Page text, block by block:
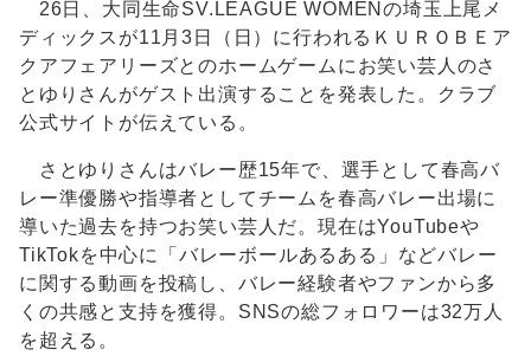
26日、大同生命SV.LEAGUE WOMENの埼玉上尾メ
ディックスが11月3日（日）に行われるＫＵＲＯＢＥア
クアフェアリーズとのホームゲームにお笑い芸人のさ
とゆりさんがゲスト出演することを発表した。クラブ
公式サイトが伝えている。
さとゆりさんはバレー歴15年で、選手として春高バ
レー準優勝や指導者としてチームを春高バレー出場に
導いた過去を持つお笑い芸人だ。現在はYouTubeや
TikTokを中心に「バレーボールあるある」などバレー
に関する動画を投稿し、バレー経験者やファンから多
くの共感と支持を獲得。SNSの総フォロワーは32万人
を超える。